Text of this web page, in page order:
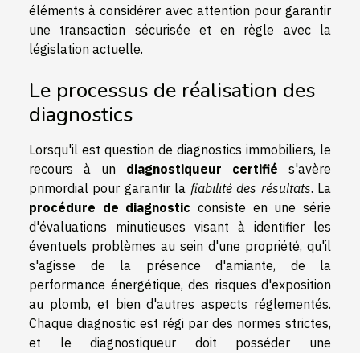
éléments à considérer avec attention pour garantir
une transaction sécurisée et en règle avec la
législation actuelle.
Le processus de réalisation des
diagnostics
Lorsqu'il est question de diagnostics immobiliers, le
recours à un diagnostiqueur certifié s'avère
primordial pour garantir la fiabilité des résultats. La
procédure de diagnostic consiste en une série
d'évaluations minutieuses visant à identifier les
éventuels problèmes au sein d'une propriété, qu'il
s'agisse de la présence d'amiante, de la
performance énergétique, des risques d'exposition
au plomb, et bien d'autres aspects réglementés.
Chaque diagnostic est régi par des normes strictes,
et le diagnostiqueur doit posséder une